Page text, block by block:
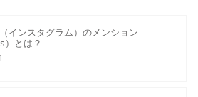
インスタグラム）のメンション
）とは？